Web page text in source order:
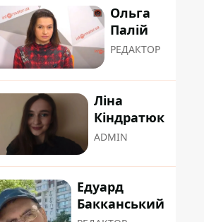
Ольга
Палій
РЕДАКТОР
Ліна
Кіндратюк
ADMIN
Едуард
Бакканський